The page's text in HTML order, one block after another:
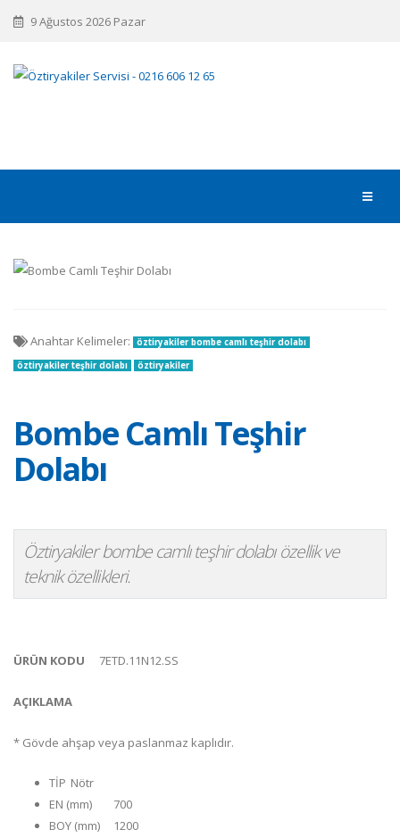
9 Ağustos 2026 Pazar
Bombe Camlı Teşhir
Dolabı
Öztiryakiler bombe camlı teşhir dolabı özellik ve
teknik özellikleri.
ÜRÜN KODU 7ETD.11N12.SS
AÇIKLAMA
* Gövde ahşap veya paslanmaz kaplıdır.
TİP Nötr
EN (mm)
700
BOY (mm)
1200
Anahtar Kelimeler:
öztiryakiler bombe camlı teşhir dolabı
öztiryakiler teşhir dolabı
öztiryakiler